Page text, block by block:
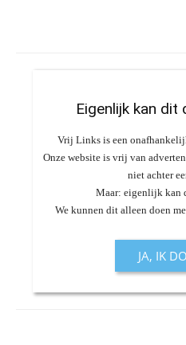
Eigenlijk kan dit
Vrij Links is een
Onze website is vrij van
niet achter
Maar: eigenlijk kan
We kunnen dit alleen doen
JA, IK